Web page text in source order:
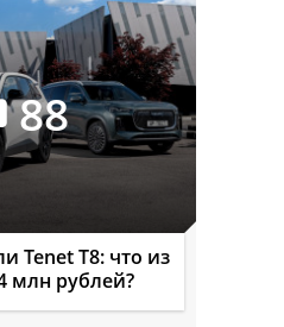
88
Tenet T8: что из
млн рублей?